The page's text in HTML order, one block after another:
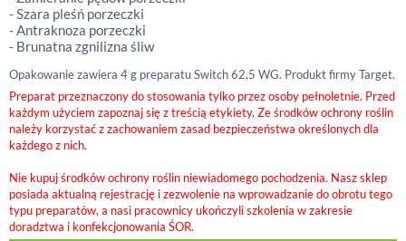
- Szara pleśń porzeczki
- Antraknoza porzeczki
- Brunatna zgnilizna śliw
Opakowanie zawiera 4 g preparatu Switch 62,5 WG. Produkt firmy Target.
Preparat przeznaczony do stosowania tylko przez osoby pełnoletnie. Przed
każdym użyciem zapoznaj się z treścią etykiety. Ze środków ochrony roślin
należy korzystać z zachowaniem zasad bezpieczeństwa określonych dla
każdego z nich.
Nie kupuj środków ochrony roślin niewiadomego pochodzenia. Nasz sklep
posiada aktualną rejestrację i zezwolenie na wprowadzanie do obrotu tego
typu preparatów, a nasi pracownicy ukończyli szkolenia w zakresie
doradztwa i konfekcjonowania ŚOR.